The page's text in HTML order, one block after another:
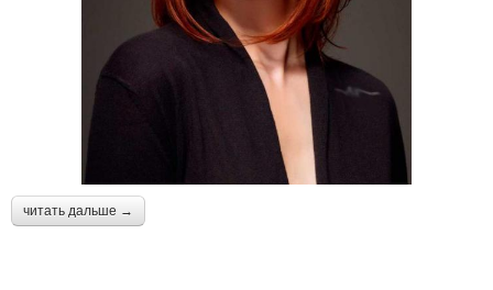
читать дальше →